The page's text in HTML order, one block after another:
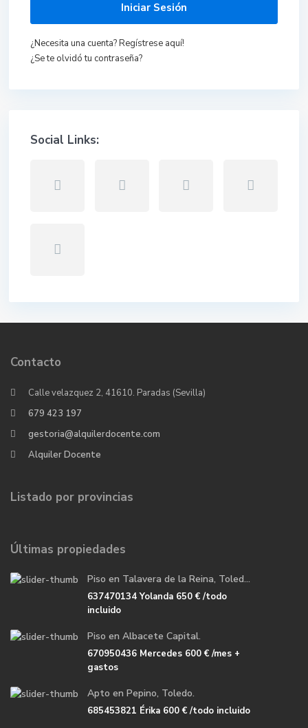
Iniciar Sesión
¿Necesita una cuenta? Regístrese aquí!
¿Se te olvidó tu contraseña?
Social Links:
Contacto
Calle velazquez 2, 41610. Paradas (Sevilla)
679 423 197
gestoria@alquilerdocente.com
Alquiler Docente
Listado por provincias
Últimas propiedades
Piso en Talavera de la Reina, Toled...
637470134 Yolanda 650 €/todo
incluido
Piso en Albacete Capital.
670950436 Mercedes 600 €/mes +
gastos
Apto en Pepino, Toledo.
685453821 Érika 600 €/todo incluido